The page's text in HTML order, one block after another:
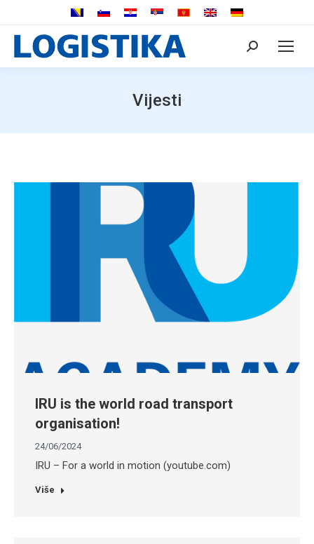
Search:
Vijesti
IRU is the world road transport
organisation!
24/06/2024
IRU – For a world in motion (youtube.com)
Više